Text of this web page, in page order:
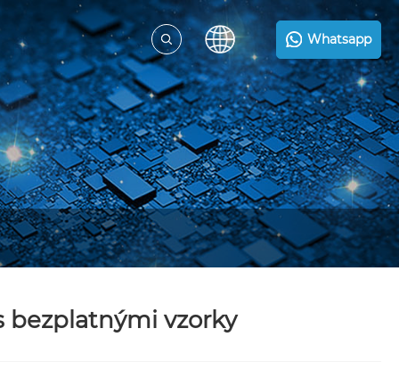
Whatsapp
bezplatnými vzorky